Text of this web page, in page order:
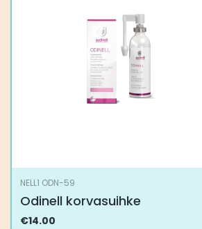
NELL1 ODN-59
Odinell korvasuihke
€14.00